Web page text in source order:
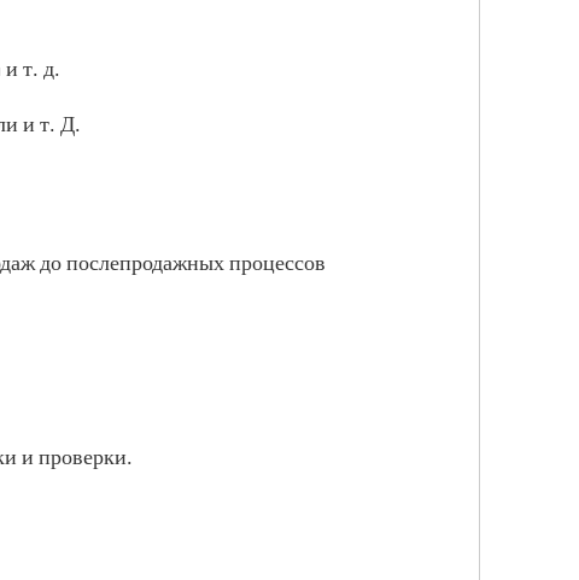
и т. д.
и т. Д.
до послепродажных процессов
и проверки.